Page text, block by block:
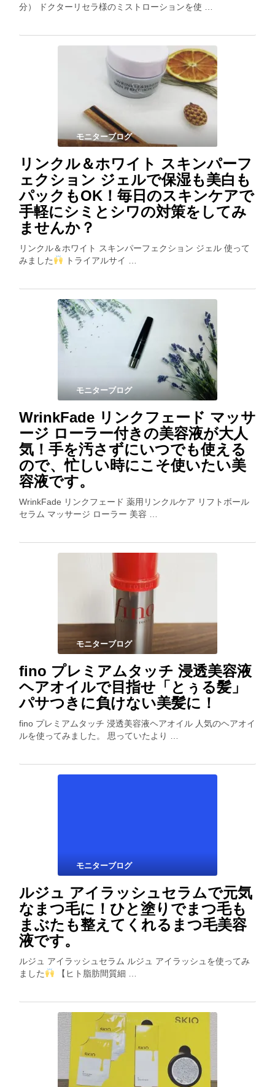
分） ドクターリセラ様のミストローションを使 …
モニターブログ
リンクル＆ホワイト スキンパーフ
ェクション ジェルで保湿も美白も
パックもOK！毎日のスキンケアで
手軽にシミとシワの対策をしてみ
ませんか？
リンクル＆ホワイト スキンパーフェクション ジェル 使って
みました
トライアルサイ …
モニターブログ
WrinkFade リンクフェード マッサ
ージ ローラー付きの美容液が大人
気！手を汚さずにいつでも使える
ので、忙しい時にこそ使いたい美
容液です。
WrinkFade リンクフェード 薬用リンクルケア リフトボール
セラム マッサージ ローラー 美容 …
モニターブログ
fino プレミアムタッチ 浸透美容液
ヘアオイルで目指せ「とぅる髪」
パサつきに負けない美髪に！
fino プレミアムタッチ 浸透美容液ヘアオイル 人気のヘアオイ
ルを使ってみました。 思っていたより …
モニターブログ
ルジュ アイラッシュセラムで元気
なまつ毛に！ひと塗りでまつ毛も
まぶたも整えてくれるまつ毛美容
液です。
ルジュ アイラッシュセラム ルジュ アイラッシュを使ってみ
ました
【ヒト脂肪間質細 …